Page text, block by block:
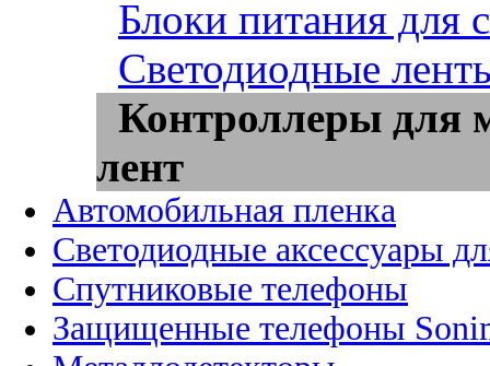
Блоки питания для
Светодиодные
Контроллеры для
лент
Автомобильная пленка
Светодиодные аксессуары
Спутниковые телефоны
Защищенные телефоны